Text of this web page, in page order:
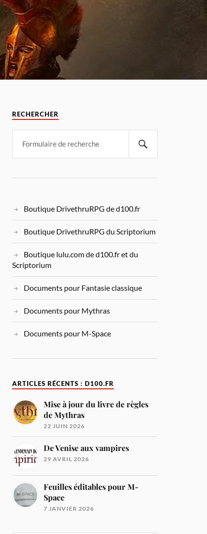
RECHERCHER
Boutique DrivethruRPG de d100.fr
Boutique DrivethruRPG du Scriptorium
Boutique lulu.com de d100.fr et du
Scriptorium
Documents pour Fantasie classique
Documents pour Mythras
Documents pour M-Space
ARTICLES RÉCENTS : D100.FR
Mise à jour du livre de règles
de Mythras
22 JUIN 2026
De Venise aux vampires
29 AVRIL 2026
Feuilles éditables pour M-
Space
7 JANVIER 2026